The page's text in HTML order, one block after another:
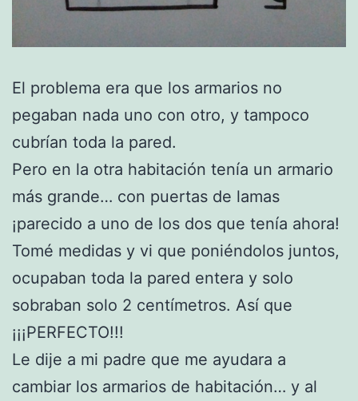
El problema era que los armarios no
pegaban nada uno con otro, y tampoco
cubrían toda la pared.
Pero en la otra habitación tenía un armario
más grande… con puertas de lamas
¡parecido a uno de los dos que tenía ahora!
Tomé medidas y vi que poniéndolos juntos,
ocupaban toda la pared entera y solo
sobraban solo 2 centímetros. Así que
¡¡¡PERFECTO!!!
Le dije a mi padre que me ayudara a
cambiar los armarios de habitación… y al